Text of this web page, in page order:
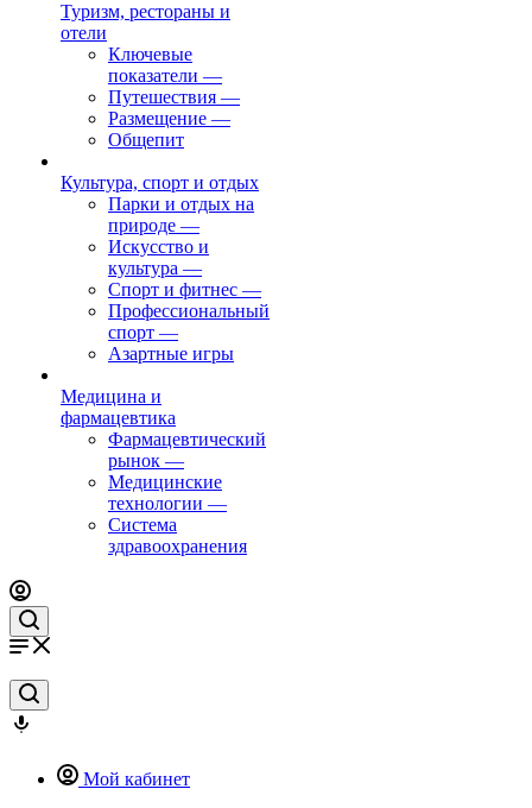
Туризм, рестораны и
отели
Ключевые
показатели —
Путешествия —
Размещение —
Общепит
Культура, спорт и отдых
Парки и отдых на
природе —
Искусство и
культура —
Спорт и фитнес —
Профессиональный
спорт —
Азартные игры
Медицина и
фармацевтика
Фармацевтический
рынок —
Медицинские
технологии —
Система
здравоохранения
Мой кабинет